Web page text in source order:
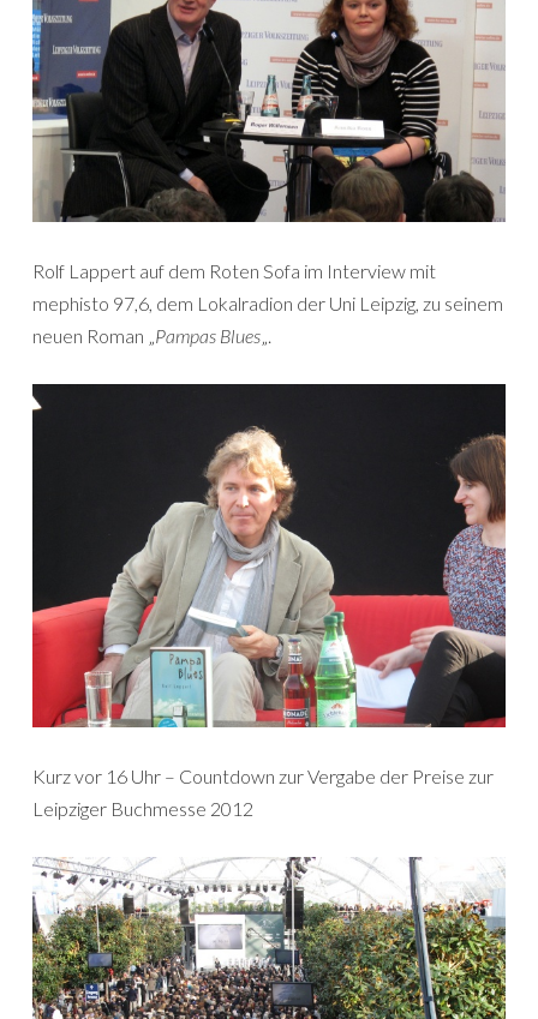
Rolf Lappert auf dem Roten Sofa im Interview mit
mephisto 97,6, dem Lokalradion der Uni Leipzig, zu seinem
neuen Roman „Pampas Blues„.
Kurz vor 16 Uhr – Countdown zur Vergabe der Preise zur
Leipziger Buchmesse 2012